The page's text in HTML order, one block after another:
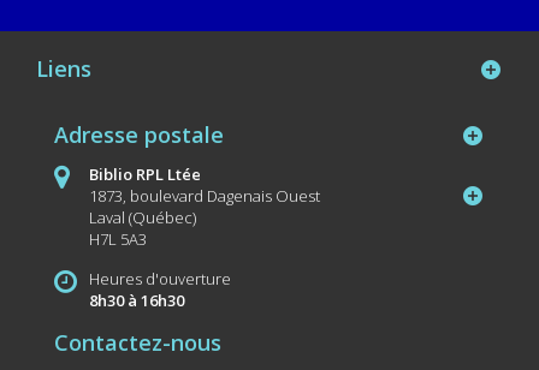
Liens
Adresse postale
Biblio RPL Ltée
1873, boulevard Dagenais Ouest
Laval (Québec)
H7L 5A3
Heures d'ouverture
8h30 à 16h30
Contactez-nous